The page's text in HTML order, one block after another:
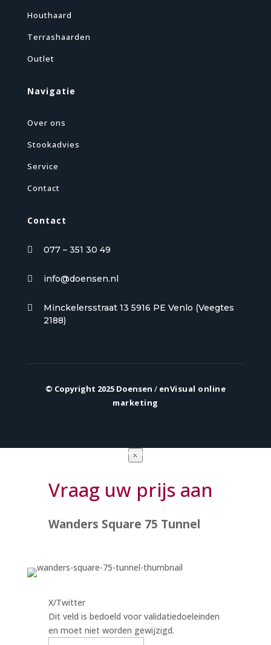
Houthaard
Terrashaarden
Outlet
Navigatie
Over ons
Stookadvies
Service
Contact
Contact
 077 – 351 30 49
 info@doensen.nl

Minckelersstraat 13 5916 PE Venlo (Veegtes
2188)
© Copyright 2025 Doensen / enVisual online
marketing
Algemene voorwaarden
×
Vraag uw prijs aan
Wanders Square 75 Tunnel
X/Twitter
Dit veld is bedoeld voor validatiedoeleinden
en moet niet worden gewijzigd.